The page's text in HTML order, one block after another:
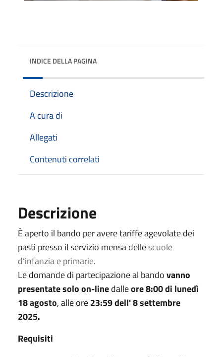
INDICE DELLA PAGINA
Descrizione
A cura di
Allegati
Contenuti correlati
Descrizione
È aperto il bando per avere tariffe agevolate dei
pasti presso il servizio mensa dellescuole
d’infanzia e primarie.
Le domande di partecipazione al bandovanno
presentate solo on-linedalleore 8:00 di lunedì
18 agosto, alle ore23:59 dell' 8 settembre
2025.
Requisiti